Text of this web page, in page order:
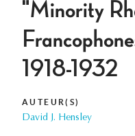
"Minority
1918-1932
AUTEUR(S)
David J. Hensley